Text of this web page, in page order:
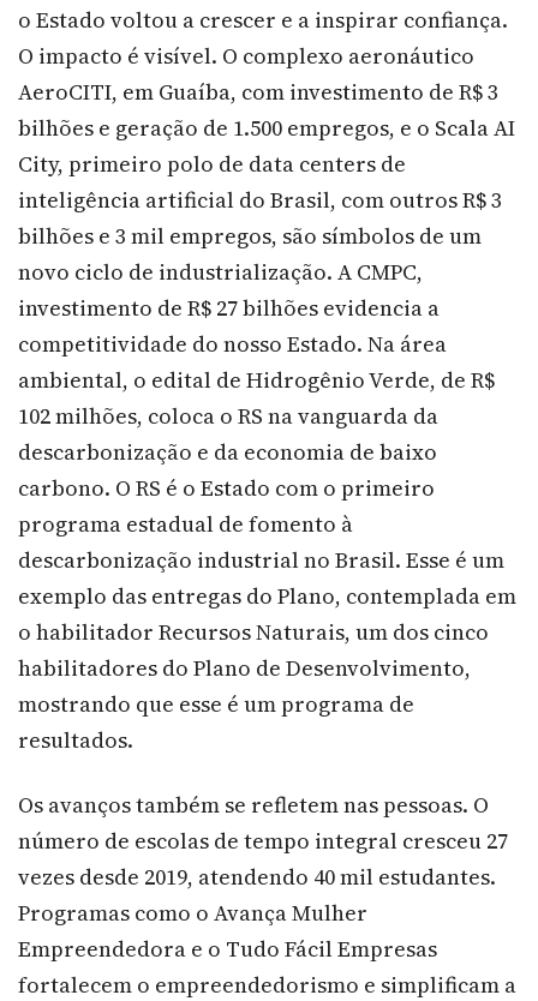
o Estado voltou a crescer e a inspirar confiança.
O impacto é visível. O complexo aeronáutico
AeroCITI, em Guaíba, com investimento de R$ 3
bilhões e geração de 1.500 empregos, e o Scala AI
City, primeiro polo de data centers de
inteligência artificial do Brasil, com outros R$ 3
bilhões e 3 mil empregos, são símbolos de um
novo ciclo de industrialização. A CMPC,
investimento de R$ 27 bilhões evidencia a
competitividade do nosso Estado. Na área
ambiental, o edital de Hidrogênio Verde, de R$
102 milhões, coloca o RS na vanguarda da
descarbonização e da economia de baixo
carbono. O RS é o Estado com o primeiro
programa estadual de fomento à
descarbonização industrial no Brasil. Esse é um
exemplo das entregas do Plano, contemplada em
o habilitador Recursos Naturais, um dos cinco
habilitadores do Plano de Desenvolvimento,
mostrando que esse é um programa de
resultados.
Os avanços também se refletem nas pessoas. O
número de escolas de tempo integral cresceu 27
vezes desde 2019, atendendo 40 mil estudantes.
Programas como o Avança Mulher
Empreendedora e o Tudo Fácil Empresas
fortalecem o empreendedorismo e simplificam a